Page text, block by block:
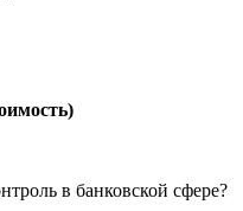
в банковской сфере?